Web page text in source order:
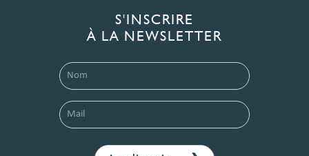
S'INSCRIRE
À LA NEWSLETTER